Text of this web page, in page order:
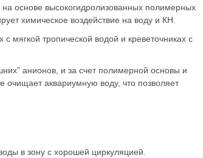
основе высокогидролизованных полимерных
химическое воздействие на воду и КН.
мягкой тропической водой и креветочниках с
анионов, и за счет полимерной основы и
очищает аквариумную воду, что позволяет
в зону с хорошей циркуляцией.